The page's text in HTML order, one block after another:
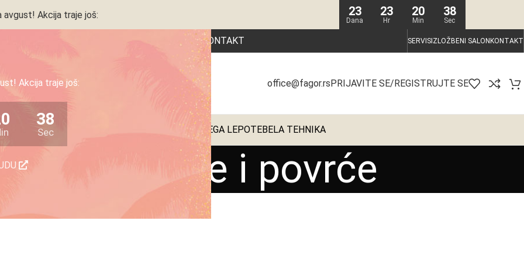
Akcija traje još:
37
Sec
Akcija traje još: 23
Dana
23
Hr
20
Min
37
Sec
PRODAVNICA RECEPTIKONTAKT SERVIS IZLOŽBENI SALON KONTAKT
office@fagor.rsPRIJAVITE SE/REGISTRUJTE SE
KUHINJSKI APARATI POSUĐE NEGA LEPOTEBELA TEHNIKA
za voće i povrće